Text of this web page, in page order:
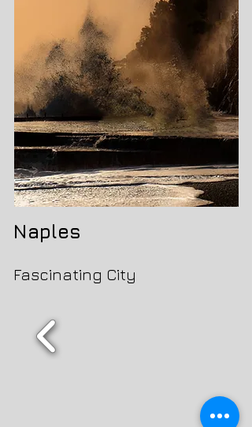
Naples
Fascinating City